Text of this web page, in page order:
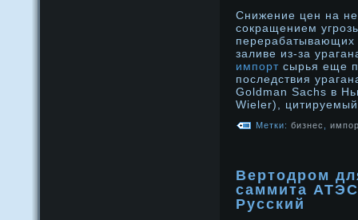
Снижение цен на
сокращением
перерабатывающих
заливе из-за
импорт сырья еще
последствия
Goldman Sachs в
Wieler),
Метки: бизнес
Вертодром
саммита
Русский